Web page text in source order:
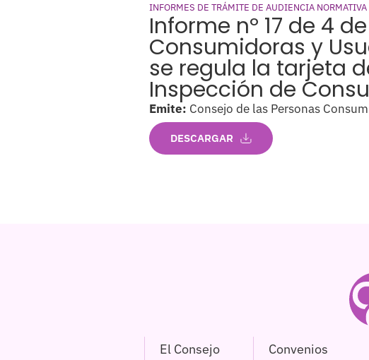
INFORMES DE TRÁMITE DE AUDIENCIA NORMATIVA
Informe nº 17 de 4
Consumidoras y
se regula la tarjeta
Inspección de
Emite: Consejo de las Personas
DESCARGAR
El Consejo Convenios